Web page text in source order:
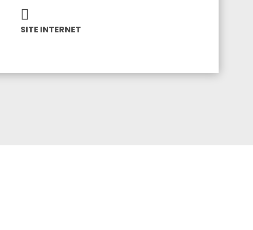
SITE INTERNET